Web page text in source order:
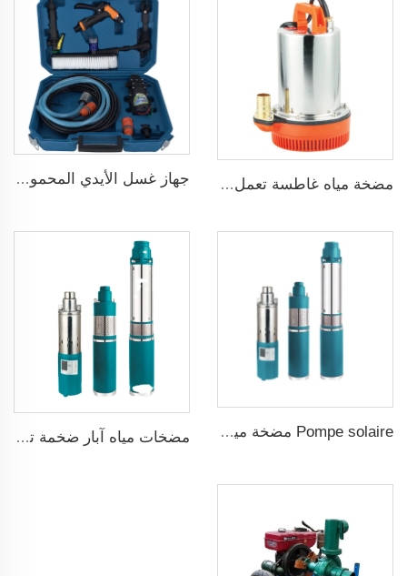
مضخة مياه غاطسة تعمل بجهد 24 فولت DC جهاز غسل الأيدي المحمول 12V مضخة غسيل سيارات عالية الضغط
Pompe solaire مضخة مياه شمسية مضخات مياه آبار ضخمة تعمل بالطاقة الشمسية